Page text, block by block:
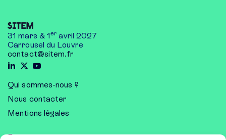
31 mars & 1er avril 2027
Carrousel du Louvre
contact@sitem.fr
Qui sommes-nous ?
Nous contacter
Mentions légales
Exposer